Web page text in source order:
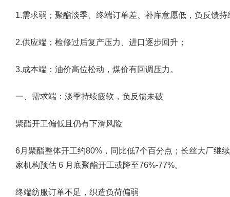
1.需求弱；聚酯淡季、终端订单差、补库意愿低，负反馈持
2.供应端；检修过后复产压力、进口逐步回升；
3.成本端：油价高位松动，煤价有回调压力。
一、需求端：淡季持续疲软，负反馈未破
聚酯开工偏低且仍有下滑风险
6月聚酯整体开工约80%，同比低7个百分点；长丝大厂继
家机构预估 6 月底聚酯开工或降至76%-77%。
终端纺服订单不足，织造负荷偏弱